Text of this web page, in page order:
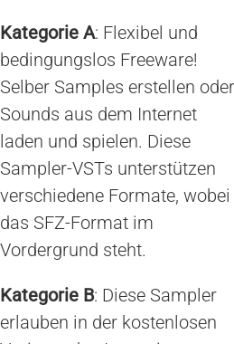
Kategorie A: Flexibel und
bedingungslos Freeware!
Selber Samples erstellen oder
Sounds aus dem Internet
laden und spielen. Diese
Sampler-VSTs unterstützen
verschiedene Formate, wobei
das SFZ-Format im
Vordergrund steht.
Kategorie B: Diese Sampler
erlauben in der kostenlosen